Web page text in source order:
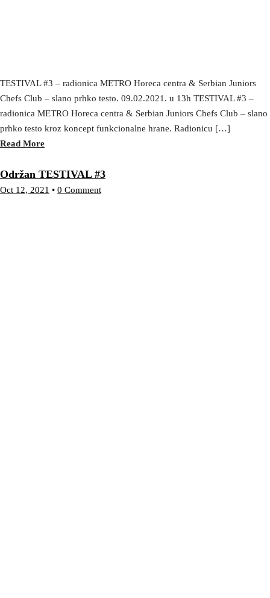
TESTIVAL #3 – radionica METRO Horeca centra & Serbian Juniors
Chefs Club – slano prhko testo. 09.02.2021. u 13h TESTIVAL #3 –
radionica METRO Horeca centra & Serbian Juniors Chefs Club – slano
prhko testo kroz koncept funkcionalne hrane. Radionicu […]
Read More
Održan TESTIVAL #3
Oct 12, 2021 • 0 Comment